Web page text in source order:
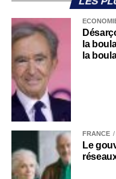
la
la
FRANCE
Le